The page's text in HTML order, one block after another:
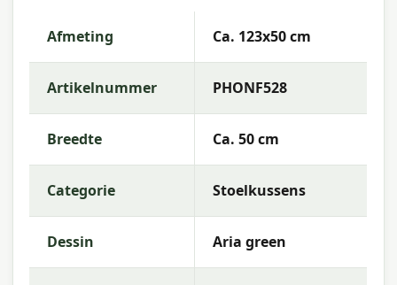
Madison
Kleur:green
Afmeting:Ca. 123x50 cm
Vulling:Mix SG-20
Kleurechtheid:6 of 8
Garantie:
Afmeting Ca. 123x50 cm
Artikelnummer PHONF528
Breedte Ca. 50 cm
Categorie Stoelkussens
Dessin Aria green